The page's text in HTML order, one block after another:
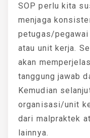
SOP perlu kita
menjaga
petugas/
atau unit kerja.
akan
tanggung jawab
Kemudian
organisasi/unit
dari malpraktek
lainnya.